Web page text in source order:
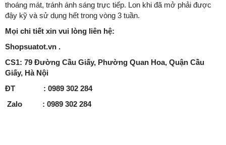
thoáng mát, tránh ánh sáng trực tiếp. Lon khi đã mở phải được
đậy kỹ và sử dụng hết trong vòng 3 tuần.
Mọi chi tiết xin vui lòng liên hệ:
Shopsuatot.vn .
CS1: 79 Đường Cầu Giấy, Phường Quan Hoa, Quận Cầu
Giấy, Hà Nội
ĐT : 0989 302 284
Zalo : 0989 302 284